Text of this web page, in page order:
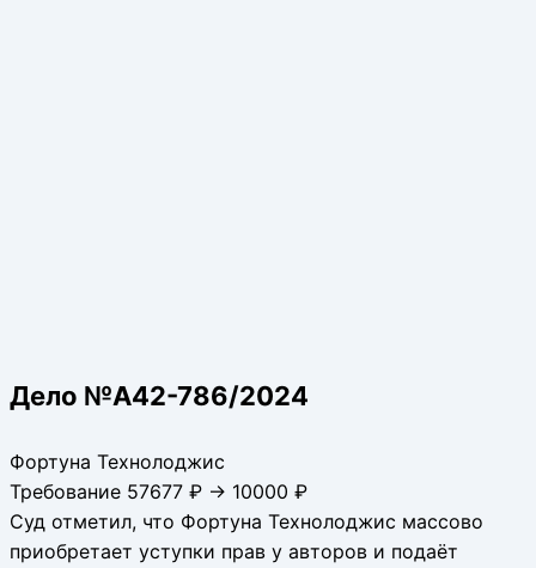
Дело №А42-786/2024
Фортуна Технолоджис
Требование 57677 ₽ → 10000 ₽
Суд отметил, что Фортуна Технолоджис массово
приобретает уступки прав у авторов и подаёт